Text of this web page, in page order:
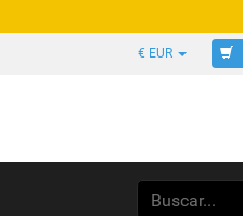
€ EUR